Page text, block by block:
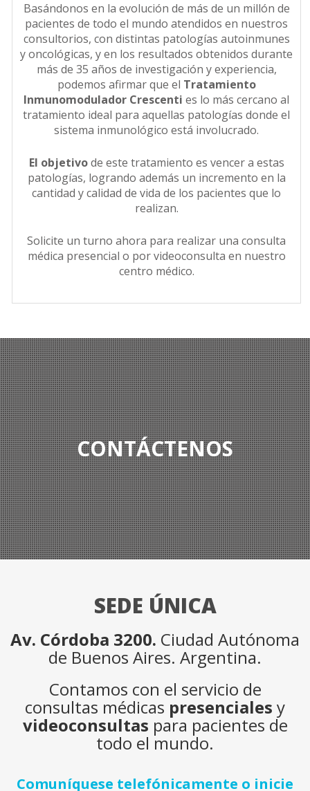
Basándonos en la evolución de más de un millón de
pacientes de todo el mundo atendidos en nuestros
consultorios, con distintas patologías autoinmunes
y oncológicas, y en los resultados obtenidos durante
más de 35 años de investigación y experiencia,
podemos afirmar que el Tratamiento
Inmunomodulador Crescenti es lo más cercano al
tratamiento ideal para aquellas patologías donde el
sistema inmunológico está involucrado.
El objetivode este tratamiento es vencer a estas
patologías, logrando además un incremento en la
cantidad y calidad de vida de los pacientes que lo
realizan.
Solicite un turno ahora para realizar una consulta
médica presencial o por videoconsulta en nuestro
centro médico.
CONTÁCTENOS
SEDE ÚNICA
Av. Córdoba 3200. Ciudad Autónoma
de Buenos Aires. Argentina.
Contamos con el servicio de
consultas médicas presenciales y
videoconsultas para pacientes de
todo el mundo.
Comuníquese telefónicamente o inicie